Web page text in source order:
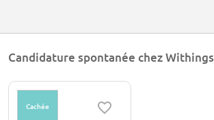
Candidature spontanée chez Withings
Cachée